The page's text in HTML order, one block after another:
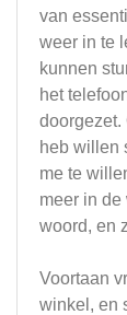
van
weer in te
kunnen
het
doorgezet.
heb willen
me te
meer in
woord, en
Voortaan
winkel, en